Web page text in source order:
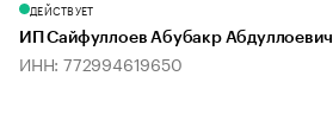
ДЕЙСТВУЕТ
ИП Сайфуллоев Абубакр Абдуллоевич
ИНН: 772994619650